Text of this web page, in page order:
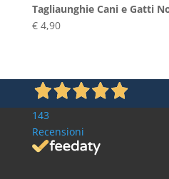
€ 8,34
Tagliaunghie Cani e Gatti
€4,90
143
Recensioni